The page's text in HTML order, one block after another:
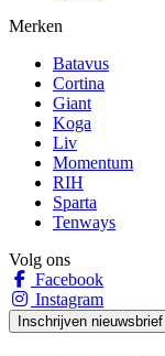
Merken
Batavus
Cortina
Giant
Koga
Liv
Momentum
RIH
Sparta
Tenways
Volg ons
Facebook
Instagram
Inschrijven nieuwsbrief